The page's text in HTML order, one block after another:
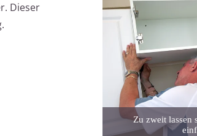
Dieser
Zu zweit lassen